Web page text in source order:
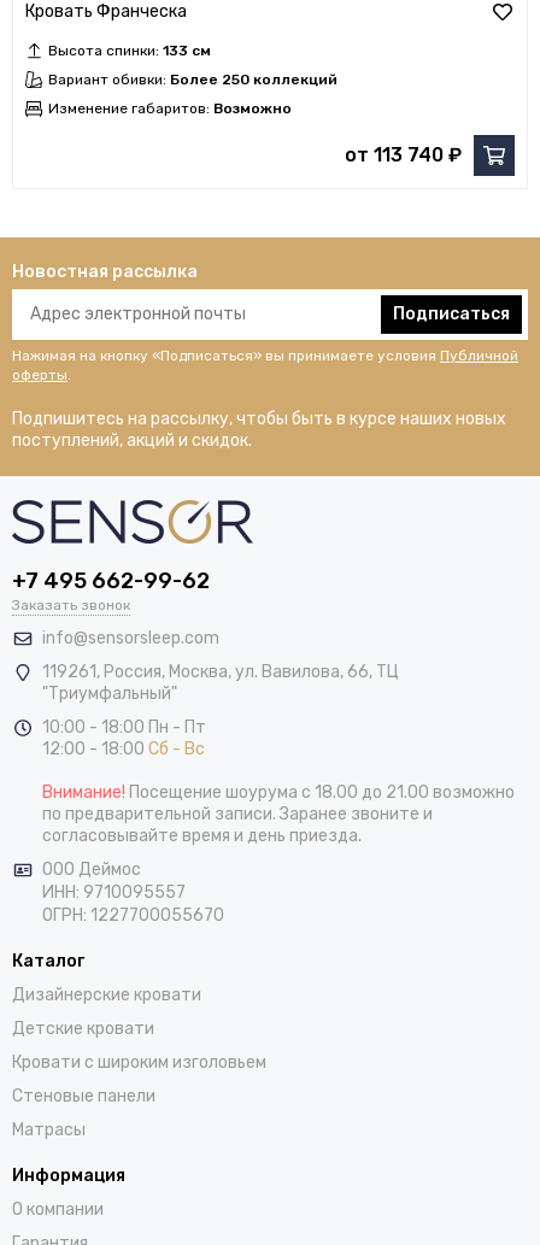
Кровать Франческа
Высота спинки: 133 см
Вариант обивки: Более 250 коллекций
Изменение габаритов: Возможно
от 113 740 ₽
Новостная рассылка
Подписаться
Нажимая на кнопку «Подписаться» вы принимаете условия Публичной
оферты.
Подпишитесь на рассылку, чтобы быть в курсе наших новых
поступлений, акций и скидок.
+7 495 662-99-62
Заказать звонок
info@sensorsleep.com
119261, Россия, Москва,ул. Вавилова, 66, ТЦ
"Триумфальный"
10:00 - 18:00 Пн - Пт
12:00 - 18:00 Сб - Вс
Внимание! Посещение шоурума с 18.00 до 21.00 возможно
по предварительной записи. Заранее звоните и
согласовывайте время и день приезда.
ООО Деймос
ИНН: 9710095557
ОГРН: 1227700055670
Каталог
Дизайнерские кровати
Детские кровати
Кровати с широким изголовьем
Стеновые панели
Матрасы
Информация
О компании